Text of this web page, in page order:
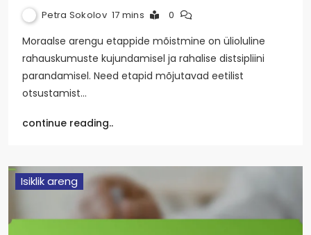
Petra Sokolov 17 mins 0
Moraalse arengu etappide mõistmine on ülioluline
rahauskumuste kujundamisel ja rahalise distsipliini
parandamisel. Need etapid mõjutavad eetilist
otsustamist…
continue reading..
Isiklik areng